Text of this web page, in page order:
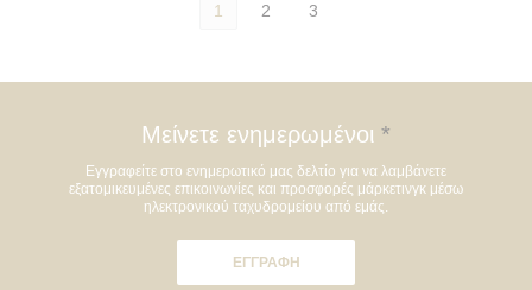
1 2 3
Μείνετε ενημερωμένοι *
Εγγραφείτε στο ενημερωτικό μας δελτίο για να λαμβάνετε
εξατομικευμένες επικοινωνίες και προσφορές μάρκετινγκ μέσω
ηλεκτρονικού ταχυδρομείου από εμάς.
ΕΓΓΡΑΦΉ